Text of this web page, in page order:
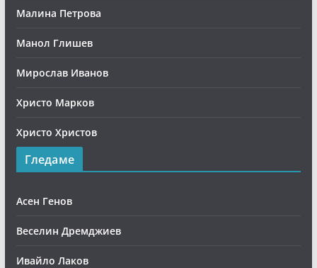
Малина Петрова
Манол Глишев
Мирослав Иванов
Христо Марков
Христо Христов
Гледаме
Асен Генов
Веселин Дремджиев
Ивайло Лаков